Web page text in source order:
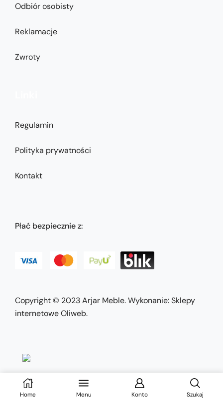
Odbiór osobisty
Reklamacje
Zwroty
Regulamin
Polityka prywatności
Kontakt
Płać bezpiecznie z:
Copyright © 2023Arjar Meble. Wykonanie:Sklepy
internetowe Oliweb.
Home Menu Konto Szukaj